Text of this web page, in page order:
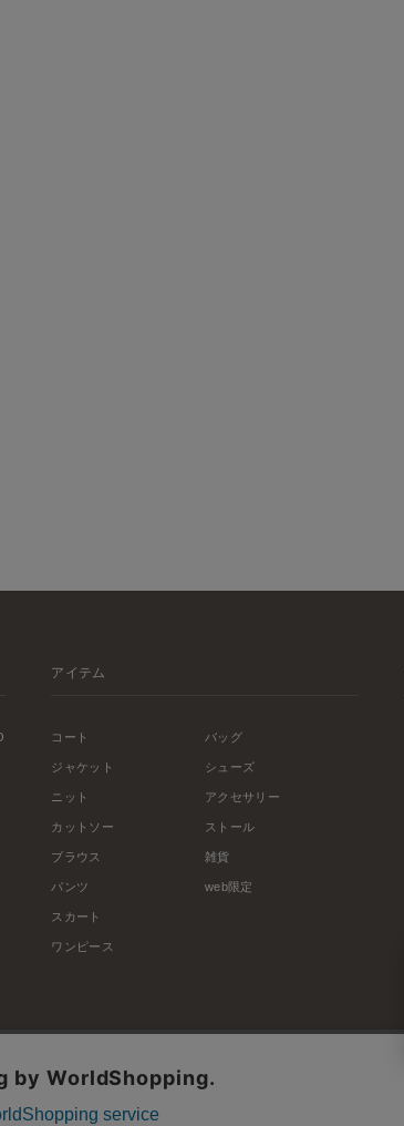
アイテム
コート
ジャケット
ニット
カットソー
ブラウス
パンツ
スカート
ワンピース
バッグ
シューズ
アクセサリー
ストール
雑貨
web限定